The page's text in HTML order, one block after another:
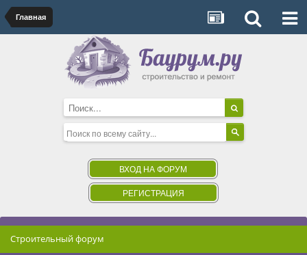
Главная
ВХОД НА ФОРУМ
РЕГИСТРАЦИЯ
Строительный форум